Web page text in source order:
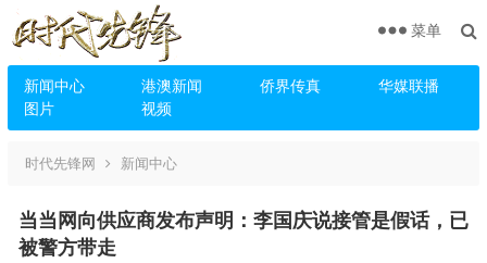
新闻中心 港澳新闻 侨界传真
华媒联播
图片
视频
菜单
时代先锋网 新闻中心
当当网向供应商发布声明：李国庆说接管是假话，已
被警方带走